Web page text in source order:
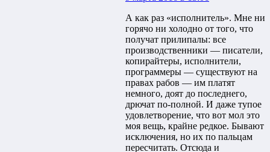
А как раз «исполнитель». Мне ни
горячо ни холодно от того, что
получат прилипалы: все
производственники — писатели,
копирайтеры, исполнители,
программеры — существуют на
правах рабов — им платят
немного, доят до последнего,
дрючат по-полной. И даже тупое
удовлетворение, что вот мол это
моя вещь, крайне редкое. Бывают
исключения, но их по пальцам
пересчитать. Отсюда и